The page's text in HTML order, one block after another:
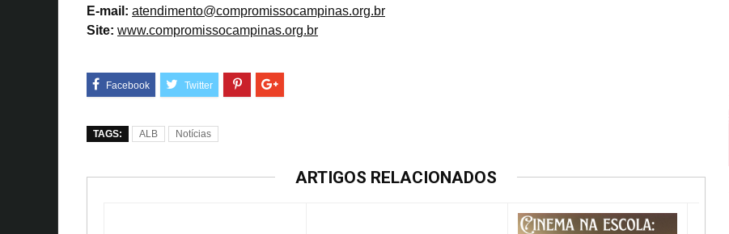
E-mail: atendimento@compromissocampinas.org.br
Site: www.compromissocampinas.org.br
TAGS: ALB Notícias
ARTIGOS RELACIONADOS